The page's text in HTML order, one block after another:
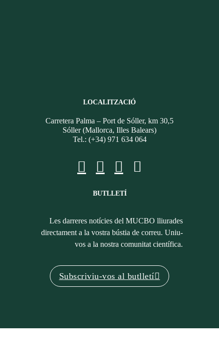
LOCALITZACIÓ
Carretera Palma – Port de Sóller, km 30,5
Sóller (Mallorca, Illes Balears)
Tel.: (+34) 971 634 064
BUTLLETÍ
Les darreres notícies del MUCBO lliurades
directament a la vostra bústia de correu. Uniu-
vos a la nostra comunitat científica.
Subscriviu-vos al butlletí